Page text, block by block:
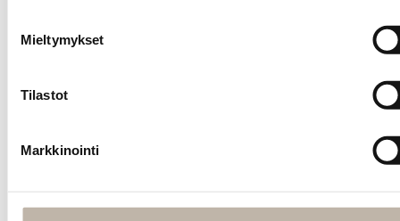
Mieltymykset
Tilastot
Markkinointi
INFO